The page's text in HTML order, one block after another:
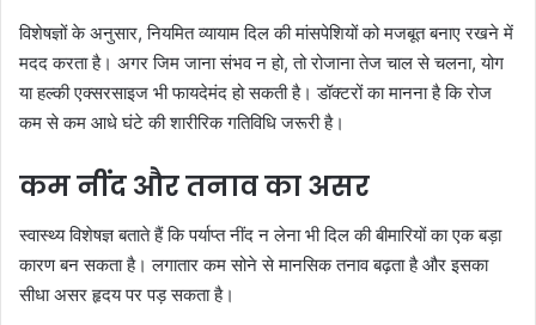
विशेषज्ञों के अनुसार, नियमित व्यायाम दिल की मांसपेशियों को मजबूत बनाए रखने में
मदद करता है। अगर जिम जाना संभव न हो, तो रोजाना तेज चाल से चलना, योग
या हल्की एक्सरसाइज भी फायदेमंद हो सकती है। डॉक्टरों का मानना है कि रोज
कम से कम आधे घंटे की शारीरिक गतिविधि जरूरी है।
कम नींद और तनाव का असर
स्वास्थ्य विशेषज्ञ बताते हैं कि पर्याप्त नींद न लेना भी दिल की बीमारियों का एक बड़ा
कारण बन सकता है। लगातार कम सोने से मानसिक तनाव बढ़ता है और इसका
सीधा असर हृदय पर पड़ सकता है।